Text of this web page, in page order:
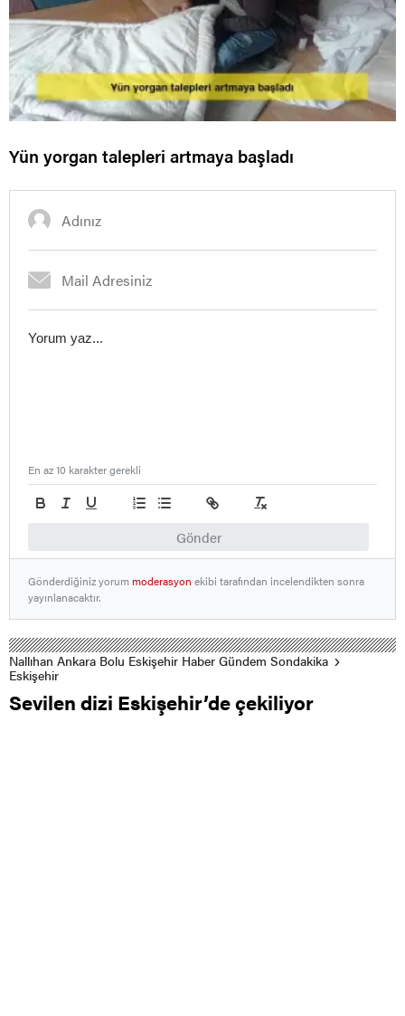
Yün yorgan talepleri artmaya başladı
Gönder
En az 10 karakter gerekli
Gönderdiğiniz yorummoderasyon ekibi tarafından incelendikten sonra
yayınlanacaktır.
Nallıhan Ankara Bolu Eskişehir Haber Gündem Sondakika
Eskişehir
Sevilen dizi Eskişehir’de çekiliyor